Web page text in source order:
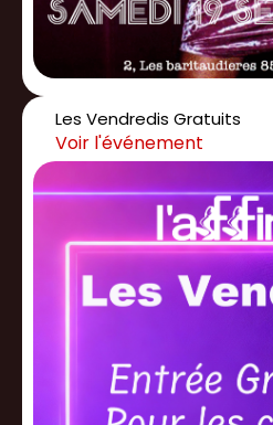
Les Vendredis Gratuits